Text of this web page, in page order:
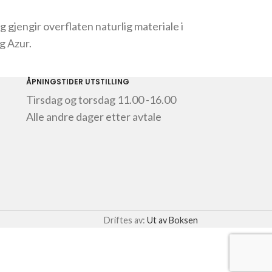
gjengir overflaten naturlig materiale i
Azur.
ÅPNINGSTIDER UTSTILLING
Tirsdag og torsdag 11.00 -16.00
Alle andre dager etter avtale
Driftes av: Ut av Boksen